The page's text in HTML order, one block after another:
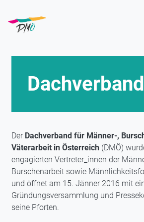
zum
Inhalt
Dachverband
Der Dachverband für Männer-,
Väterarbeit in Österreich (DMÖ)
engagierten Vertreter_innen der
Burschenarbeit sowie
und öffnet am 15. Jänner 2016 mit
Gründungsversammlung und
seine Pforten.